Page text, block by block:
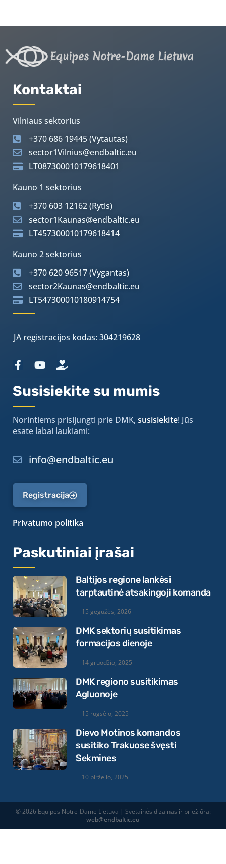
Equipes Notre-Dame Lietuva
Kontaktai
Vilniaus sektorius
+370 686 19445 (Vytautas)
sector1Vilnius@endbaltic.eu
LT087300010179618401
Kauno 1 sektorius
+370 603 12162 (Rytis)
sector1Kaunas@endbaltic.eu
LT457300010179618414
Kauno 2 sektorius
+370 620 96517 (Vygantas)
sector2Kaunas@endbaltic.eu
LT547300010180914754
JA registracijos kodas: 304219628
Susisiekite su mumis
Norintiems prisijungti prie DMK, susisiekite! Jūs
esate labai laukiami:
info@endbaltic.eu
Registracija
Privatumo politika
Paskutiniai įrašai
Baltijos regione lankėsi
tarptautinė atsakingoji komanda
15 gegužės, 2026
DMK sektorių susitikimas
formacijos dienoje
14 gruodžio, 2025
DMK regiono susitikimas
Agluonoje
15 rugsėjo, 2025
Dievo Motinos komandos
susitiko Trakuose švęsti
Sekmines
10 birželio, 2025
© 2026 Equipes Notre-Dame Lietuva | Svetainės dizainas ir priežiūra:
web@endbaltic.eu